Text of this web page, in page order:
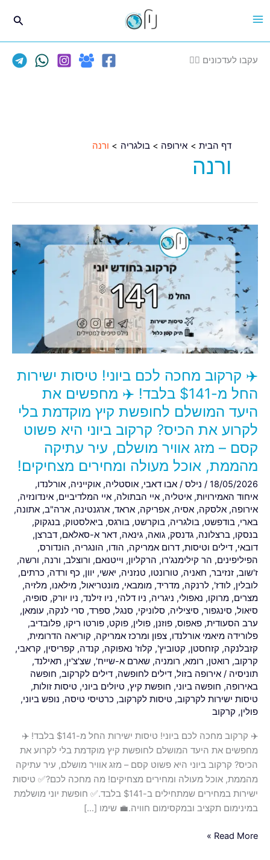
לתוכן
עקבו לעדכונים 👈🏽
דף הבית אירופה בולגריה ורנה
ורנה
✈️ קרקוב מחכה לכם ביוני! טיסות ישירות
החל מ-$141 בלבד! ✈️ מחפשים את
היעד המושלם לחופשת קיץ מוקדמת בלי
לקרוע את הכיס? קרקוב ביוני היא פשוט
קסם – מזג אוויר מושלם, עיר עתיקה
מהממת, אוכל מעולה ומחירים מצחיקים!
18/05/2026
/ נילס / אבו דאבי, אוסטליה, אוקייניה, אורלנדו,
איחוד האמירויות, איטליה, איי הבתולה, איי המלדיביים, אינדונזיה,
אירופה, אלסקה, אסיה, אפריקה, אראד, ארגנטינה, ארה"ב, אתונה,
בארי, בודפשט, בולגריה, בוקרשט, בורגס, ביאלסטוק, בנגקוק,
בנסקו, ברצלונה, גדנסק, גואה, גינאה, דאר א-סאלאם, דברצן,
דובאי, דילים וטיסות, דרום אמריקה, הודו, הונגריה, הונדורס,
הפיליפינים, הר קילימנג'רו, הרקליון, וייטנאם, ורוצלב, ורנה, ורשה,
ז'שוב, זנזיבר, חאניה, טורונטו, טנזניה, יאשי, יוון, כף ורדה, כרתים,
לובלין, לודז', לרנקה, מדריד, מומבאי, מונטריאול, מילאנו, מלזיה,
מצרים, מרוקו, נאפולי, ניגריה, ניו דלהי, ניו זילנד, ניו יורק, סופיה,
סיאול, סינגפור, סיציליה, סלוניקי, סנגל, ספרד, סרי לנקה, עומאן,
ערב הסעודית, פאפוס, פוזנן, פולין, פוקט, פורטו ריקו, פלובדיב,
פלורידה מיאמי אורלנדו, צפון ומרכז אמריקה, קוריאה הדרומית,
קזבלנקה, קזחסטן, קטוביץ', קלוז' נאפוקה, קנדה, קפריסין, קראבי,
קרקוב, רואטן, רומא, רומניה, שארם א-שייח', שצ'צ'ין, תאילנד,
תוניסיה / אירופה בזול, דילים לחופשה, דילים לקרקוב, חופשה
באירופה, חופשה ביוני, חופשת קיץ, טיולים ביוני, טיסות זולות,
טיסות ישירות לקרקוב, טיסות לקרקוב, כרטיסי טיסה, נופש ביוני,
פולין, קרקוב
✈️ קרקוב מחכה לכם ביוני! טיסות ישירות החל מ-$141 בלבד! ✈️
מחפשים את היעד המושלם לחופשת קיץ מוקדמת בלי לקרוע את
הכיס? קרקוב ביוני היא פשוט קסם – מזג אוויר מושלם, עיר עתיקה
מהממת, אוכל מעולה ומחירים מצחיקים! מה מחכה לכם?✅ טיסות
ישירות במחירים שמתחילים ב-$141 בלבד.✅ חופשת יוני מושלמת
במינימום תקציב ובמקסימום חוויה.💼 שימו […]
✈️
קרקוב
מחכה
ביוני!
טיסות
ישירות
החל
מ-$141
✈️
מחפשים
היעד
המושלם
לחופשת
קיץ
בלי
לקרוע
את
הכיס?
קרקוב
ביוני
היא
קסם
–
מזג
אוויר
מושלם,
עיר
מהממת,
מעולה
ומחירים
מצחיקים!
Read More »